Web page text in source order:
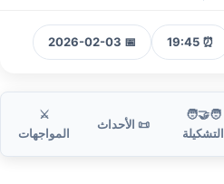
⏰ 19:45
📅 2026-02-03
🧑‍🤝‍🧑
التشكيلة
📜 الأحداث
⚔️
المواجهات